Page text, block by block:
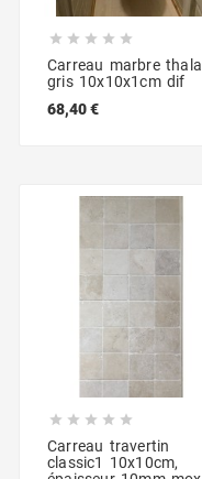
    
Carreau marbre thala
gris 10x10x1cm dif
68,40 €
    
Carreau travertin
classic1 10x10cm,